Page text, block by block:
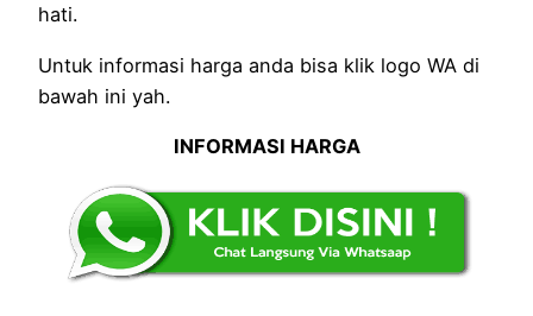
hati.
Untuk informasi harga anda bisa klik logo WA di
bawah ini yah.
INFORMASI HARGA